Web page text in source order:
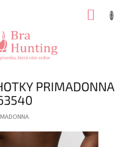
PRIMADONNA